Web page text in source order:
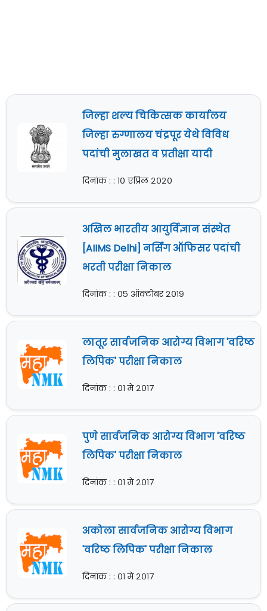
जिल्हा शल्य चिकित्सक कार्यालय
जिल्हा रुग्णालय चंद्रपूर येथे विविध
पदांची मुलाखत व प्रतीक्षा यादी
दिनांक : : १० एप्रिल २०२०
अखिल भारतीय आयुर्विज्ञान संस्थेत
[AIIMS Delhi] नर्सिंग ऑफिसर पदांची
भरती परीक्षा निकाल
दिनांक : : ०५ ऑक्टोबर २०१९
लातूर सार्वजनिक आरोग्य विभाग 'वरिष्ठ
लिपिक' परीक्षा निकाल
दिनांक : : ०१ मे २०१७
पुणे सार्वजनिक आरोग्य विभाग 'वरिष्ठ
लिपिक' परीक्षा निकाल
दिनांक : : ०१ मे २०१७
अकोला सार्वजनिक आरोग्य विभाग
'वरिष्ठ लिपिक' परीक्षा निकाल
दिनांक : : ०१ मे २०१७